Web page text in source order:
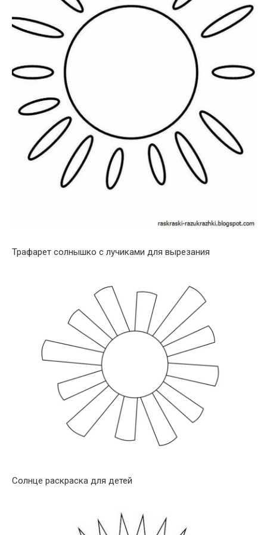
Трафарет солнышко с лучиками для вырезания
Солнце раскраска для детей